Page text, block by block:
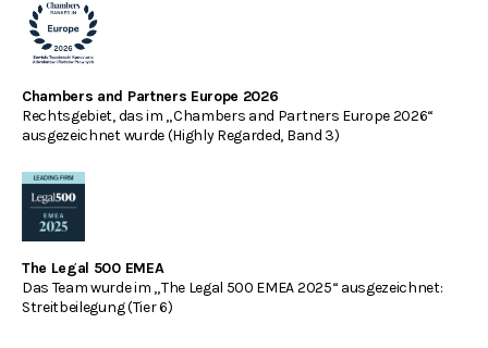
Chambers and Partners Europe 2026
Rechtsgebiet, das im „Chambers and Partners Europe 2026“
ausgezeichnet wurde (Highly Regarded, Band 3)
The Legal 500 EMEA
Das Team wurde im „The Legal 500 EMEA 2025“ ausgezeichnet:
Streitbeilegung (Tier 6)